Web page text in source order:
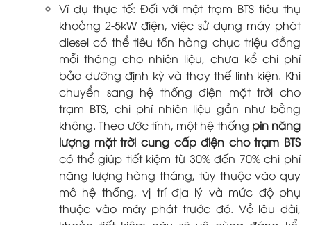
Ví dụ thực tế: Đối với một trạm BTS tiêu thụ
khoảng 2-5kW điện, việc sử dụng máy phát
diesel có thể tiêu tốn hàng chục triệu đồng
mỗi tháng cho nhiên liệu, chưa kể chi phí
bảo dưỡng định kỳ và thay thế linh kiện. Khi
chuyển sang hệ thống điện mặt trời cho
trạm BTS, chi phí nhiên liệu gần như bằng
không. Theo ước tính, một hệ thống pin năng
lượng mặt trời cung cấp điện cho trạm BTS
có thể giúp tiết kiệm từ 30% đến 70% chi phí
năng lượng hàng tháng, tùy thuộc vào quy
mô hệ thống, vị trí địa lý và mức độ phụ
thuộc vào máy phát trước đó. Về lâu dài,